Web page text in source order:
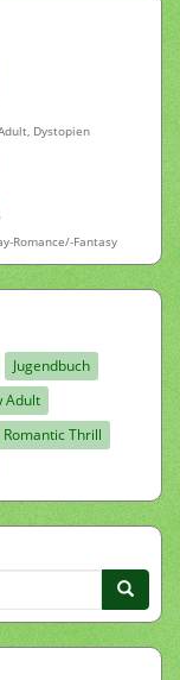
Dystopien
Romance/-Fantasy
Jugendbuch
Adult
Romantic Thrill